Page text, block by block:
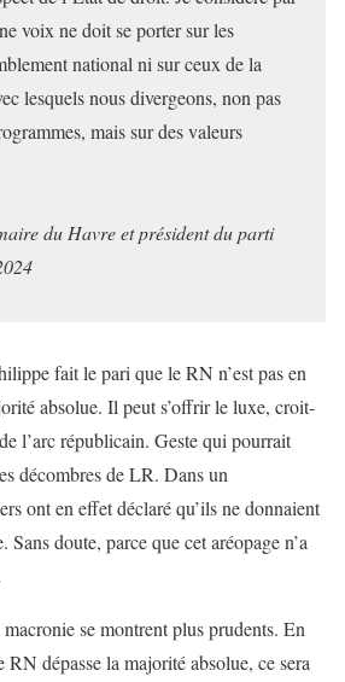
voix ne doit se porter sur les
national ni sur ceux de la
lesquels nous divergeons, non pas
mais sur des valeurs
du Havre et président du parti
fait le pari que le RN n’est pas en
absolue. Il peut s’offrir le luxe, croit-
l’arc républicain. Geste qui pourrait
décombres de LR. Dans un
ont en effet déclaré qu’ils ne donnaient
Sans doute, parce que cet aréopage n’a
macronie se montrent plus prudents. En
RN dépasse la majorité absolue, ce sera